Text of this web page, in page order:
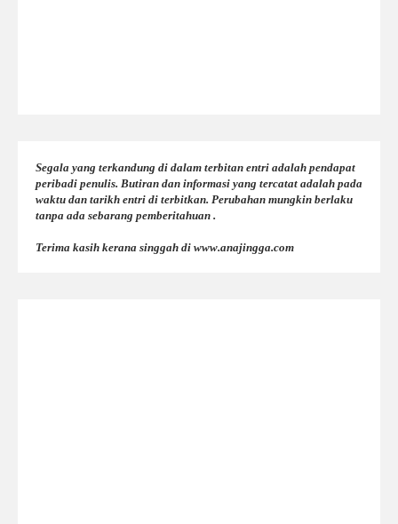
Segala yang terkandung di dalam terbitan entri adalah pendapat
peribadi penulis. Butiran dan informasi yang tercatat adalah pada
waktu dan tarikh entri di terbitkan. Perubahan mungkin berlaku
tanpa ada sebarang pemberitahuan .
Terima kasih kerana singgah di www.anajingga.com